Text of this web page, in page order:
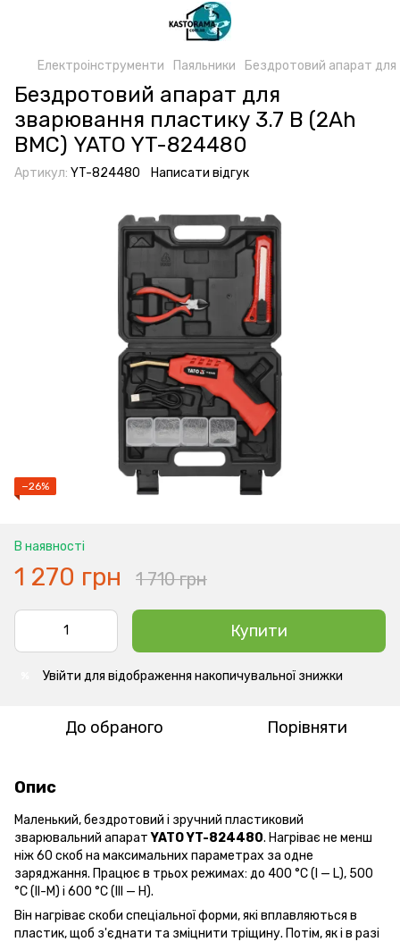
Електроінструменти Паяльники Бездротовий апарат
Бездротовий апарат для
зварювання пластику 3.7 В (2Ah
BMC) YATO YT-824480
Артикул: YT-824480 Написати відгук
−26%
В наявності
1 270 грн 1 710 грн
Купити
Увійти для відображення накопичувальної знижки
До обраного Порівняти
Опис
Маленький, бездротовий і зручний пластиковий
зварювальний апаратYATO YT-824480. Нагріває не менш
ніж 60 скоб на максимальних параметрах за одне
заряджання. Працює в трьох режимах: до 400 °C (I — L), 500
°C (II-M) і 600 °C (III — H).
Він нагріває скоби спеціальної форми, які вплавляються в
пластик, щоб з'єднати та зміцнити тріщину. Потім, як і в разі